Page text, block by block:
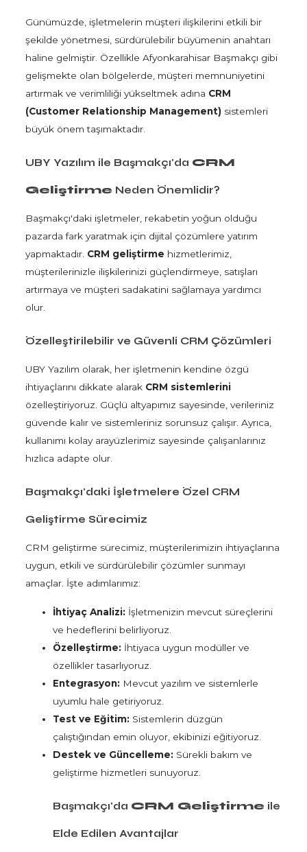
Günümüzde, işletmelerin müşteri ilişkilerini etkili bir
şekilde yönetmesi, sürdürülebilir büyümenin anahtarı
haline gelmiştir. Özellikle Afyonkarahisar Başmakçı gibi
gelişmekte olan bölgelerde, müşteri memnuniyetini
artırmak ve verimliliği yükseltmek adına CRM
(Customer Relationship Management) sistemleri
büyük önem taşımaktadır.
UBY Yazılım ile Başmakçı'da CRM
Geliştirme Neden Önemlidir?
Başmakçı'daki işletmeler, rekabetin yoğun olduğu
pazarda fark yaratmak için dijital çözümlere yatırım
yapmaktadır. CRM geliştirme hizmetlerimiz,
müşterilerinizle ilişkilerinizi güçlendirmeye, satışları
artırmaya ve müşteri sadakatini sağlamaya yardımcı
olur.
Özelleştirilebilir ve Güvenli CRM Çözümleri
UBY Yazılım olarak, her işletmenin kendine özgü
ihtiyaçlarını dikkate alarak CRM sistemlerini
özelleştiriyoruz. Güçlü altyapımız sayesinde, verileriniz
güvende kalır ve sistemleriniz sorunsuz çalışır. Ayrıca,
kullanımı kolay arayüzlerimiz sayesinde çalışanlarınız
hızlıca adapte olur.
Başmakçı'daki İşletmelere Özel CRM
Geliştirme Sürecimiz
CRM geliştirme sürecimiz, müşterilerimizin ihtiyaçlarına
uygun, etkili ve sürdürülebilir çözümler sunmayı
amaçlar. İşte adımlarımız:
İhtiyaç Analizi: İşletmenizin mevcut süreçlerini
ve hedeflerini belirliyoruz.
Özelleştirme: İhtiyaca uygun modüller ve
özellikler tasarlıyoruz.
Entegrasyon: Mevcut yazılım ve sistemlerle
uyumlu hale getiriyoruz.
Test ve Eğitim: Sistemlerin düzgün
çalıştığından emin oluyor, ekibinizi eğitiyoruz.
Destek ve Güncelleme: Sürekli bakım ve
geliştirme hizmetleri sunuyoruz.
Başmakçı'da CRM Geliştirme ile
Elde Edilen Avantajlar